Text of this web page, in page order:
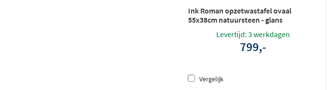
Ink Roman opzetwastafel ovaal
55x38cm natuursteen - glans
Levertijd: 3 werkdagen
799,-
Vergelijk